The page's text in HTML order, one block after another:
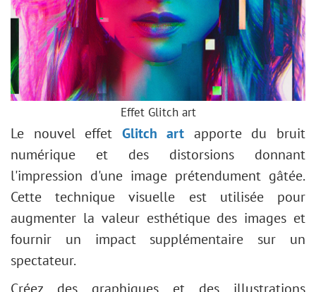
Effet Glitch art
Le nouvel effet Glitch art apporte du bruit
numérique et des distorsions donnant
l'impression d'une image prétendument gâtée.
Cette technique visuelle est utilisée pour
augmenter la valeur esthétique des images et
fournir un impact supplémentaire sur un
spectateur.